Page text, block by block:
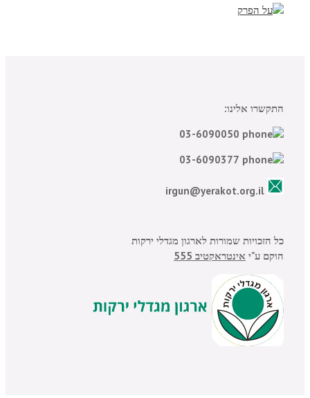
התקשרו אלינו:
כל הזכויות שמורות לארגון מגדלי ירקות
הוקם ע"י אינטראקטיב 555